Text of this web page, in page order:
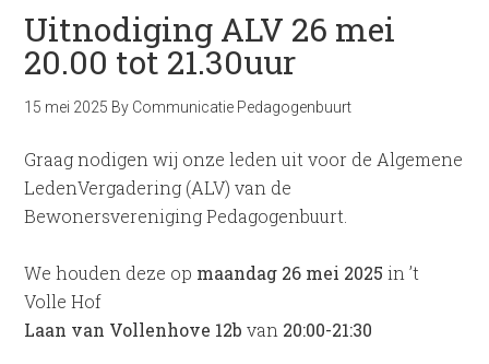
Uitnodiging ALV 26 mei
20.00 tot 21.30uur
15 mei 2025 By Communicatie Pedagogenbuurt
Graag nodigen wij onze leden uit voor de Algemene
LedenVergadering (ALV) van de
Bewonersvereniging Pedagogenbuurt.
We houden deze op maandag 26 mei 2025 in ’t
Volle Hof
Laan van Vollenhove 12b van 20:00-21:30